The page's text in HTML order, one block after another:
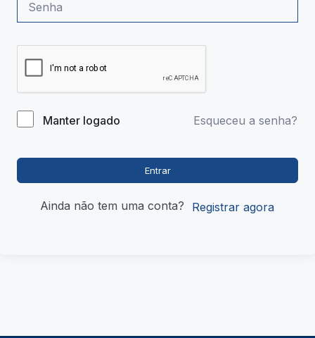
Manter logado Esqueceu a senha?
Entrar
Ainda não tem uma conta? Registrar agora